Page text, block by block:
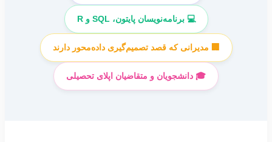
💻 برنامه‌نویسان پایتون، SQL و R
🏢 مدیرانی که قصد تصمیم‌گیری داده‌محور دارند
🎓 دانشجویان و متقاضیان اپلای تحصیلی